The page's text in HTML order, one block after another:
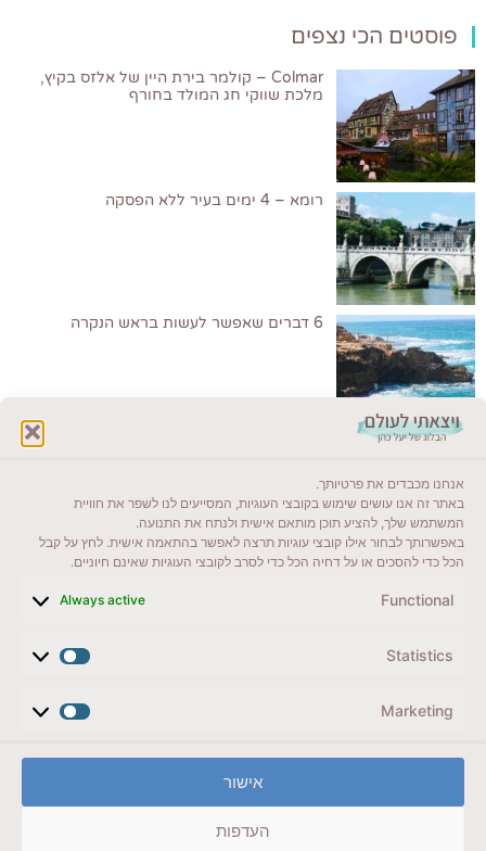
אנחנו מכבדים את פרטיותך.
באתר זה אנו עושים שימוש בקובצי העוגיות, המסייעים לנו לשפר את חוויית
המשתמש שלך, להציע תוכן מותאם אישית ולנתח את התנועה.
באפשרותך לבחור אילו קובצי עוגיות תרצה לאפשר בהתאמה אישית. לחץ על קבל
הכל כדי להסכים או על דחיה הכל כדי לסרב לקובצי העוגיות שאינם חיוניים.
Functional
Always active
Statistics
Marketing
אישור
העדפות
פוסטים הכי נצפים
Colmar – קולמר בירת היין של אלזס בקיץ,
מלכת שווקי חג המולד בחורף
רומא – 4 ימים בעיר ללא הפסקה
6 דברים שאפשר לעשות בראש הנקרה
ייעדים מומלצים
מדריכים ועזרים
לשליחת הודעת וואטסאפ
veyatsati.laolam@gmail.com
מדיניות פרטיות // תנאי שימוש באתר